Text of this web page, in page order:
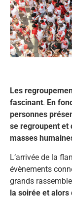
Les
fascinant. En
personnes
se regroupent et
masses
L’arrivée de la
évènements
grands
la soirée et alors